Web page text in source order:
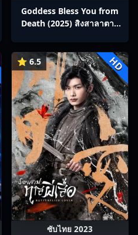
Goddess Bless You from
Death (2025) สิงสาลาตาย
⭐ 6.5 HD
ซับไทย 2023